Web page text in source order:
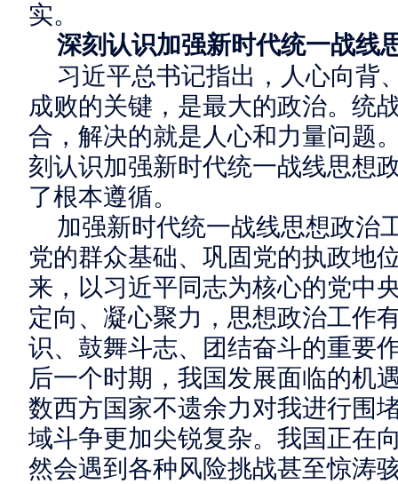
实。
深刻认识加强新时代统一战线
习近平总书记指出，人心向背
成败的关键，是最大的政治。统
合，解决的就是人心和力量问题
刻认识加强新时代统一战线思想
了根本遵循。
加强新时代统一战线思想政治
党的群众基础、巩固党的执政地
来，以习近平同志为核心的党中
定向、凝心聚力，思想政治工作
识、鼓舞斗志、团结奋斗的重要
后一个时期，我国发展面临的机
数西方国家不遗余力对我进行围
域斗争更加尖锐复杂。我国正在
然会遇到各种风险挑战甚至惊涛